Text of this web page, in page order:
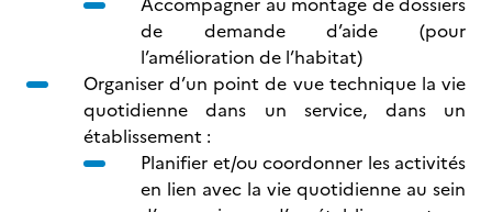
de demande d’aide (pour
l’amélioration de l’habitat)
Organiser d’un point de vue technique la vie
quotidienne dans un service, dans un
établissement :
Planifier et/ou coordonner les activités
en lien avec la vie quotidienne au sein